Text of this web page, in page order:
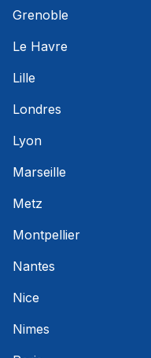
Grenoble
Le Havre
Lille
Londres
Lyon
Marseille
Metz
Montpellier
Nantes
Nice
Nimes